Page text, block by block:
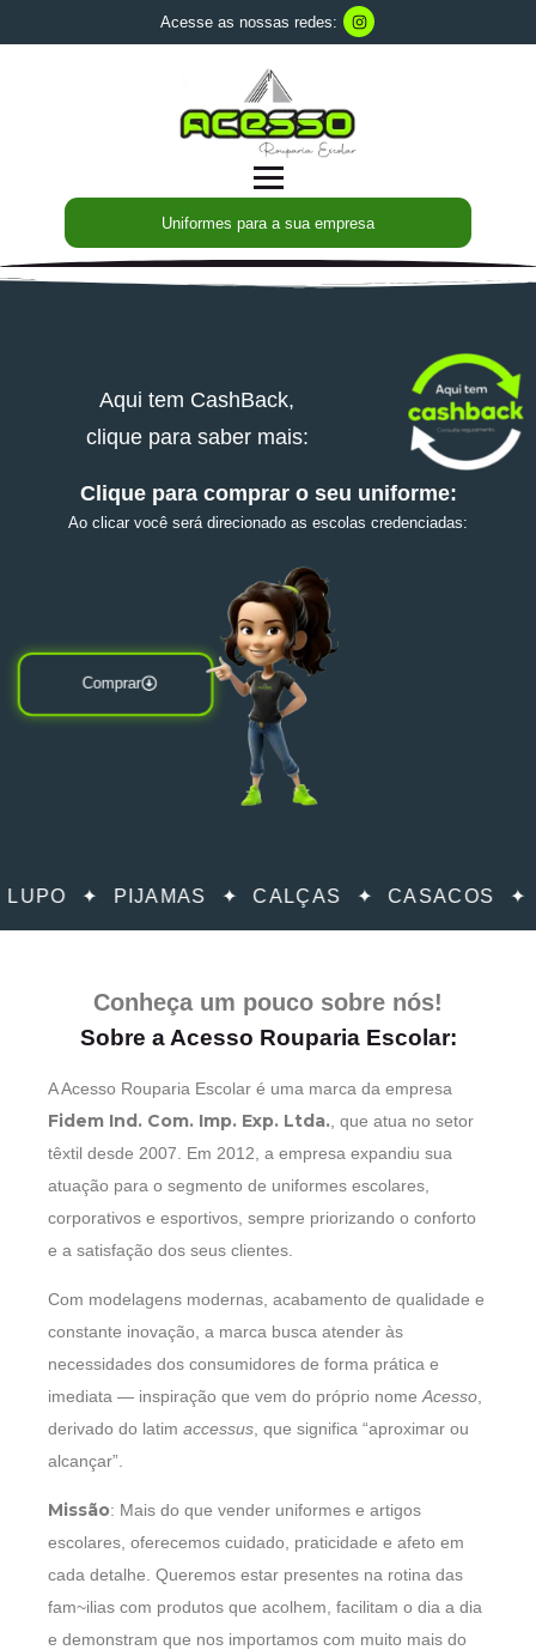
Acesse as nossas redes:
Uniformes para a sua empresa
Aqui tem CashBack,
clique para saber mais:
Clique para comprar o seu uniforme:
Ao clicar você será direcionado as escolas credenciadas:
Comprar
✦ PIJAMAS ✦ CALÇAS ✦ CASACOS
Conheça um pouco sobre nós!
Sobre a Acesso Rouparia Escolar:
A Acesso Rouparia Escolar é uma marca da empresa
Fidem Ind. Com. Imp. Exp. Ltda. , que atua no setor
têxtil desde 2007. Em 2012, a empresa expandiu sua
atuação para o segmento de uniformes escolares,
corporativos e esportivos, sempre priorizando o conforto
e a satisfação dos seus clientes.
Com modelagens modernas, acabamento de qualidade e
constante inovação, a marca busca atender às
necessidades dos consumidores de forma prática e
imediata — inspiração que vem do próprio nome Acesso
derivado do latim accessus , que significa “aproximar ou
alcançar”.
Missão: Mais do que vender uniformes e artigos
escolares, oferecemos cuidado, praticidade e afeto em
cada detalhe. Queremos estar presentes na rotina das
fam~ilias com produtos que acolhem, facilitam o dia a dia
e demonstram que nos importamos com muito mais do